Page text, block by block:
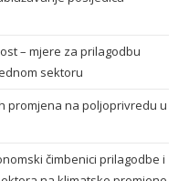
– mjere za prilagodbu
sektoru
promjena na poljoprivredu u
čimbenici prilagodbe i